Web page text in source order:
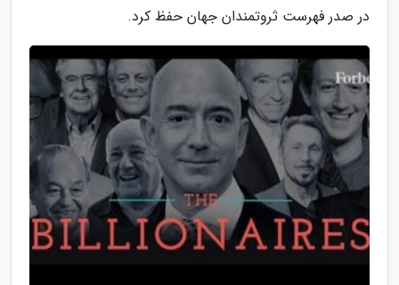
در صدر فهرست ثروتمندان جهان حفظ کرد.